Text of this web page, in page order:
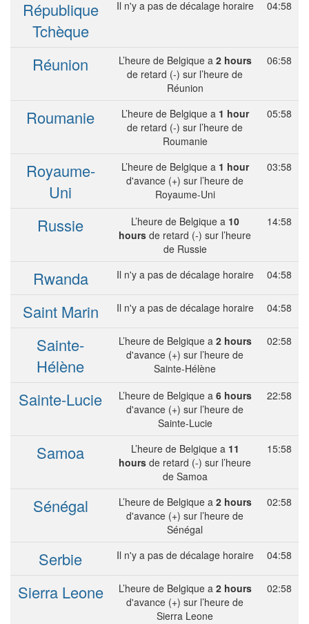
République
Tchèque
Il n'y a pas de décalage horaire 04:58
Réunion L’heure de Belgique a 2 hours
de retard (-) sur l’heure de
Réunion
06:58
Roumanie L’heure de Belgique a 1 hour
de retard (-) sur l’heure de
Roumanie
05:58
Royaume-
Uni
L’heure de Belgique a 1 hour
d'avance (+) sur l’heure de
Royaume-Uni
03:58
Russie L’heure de Belgique a 10
hours de retard (-) sur l’heure
de Russie
14:58
Rwanda Il n'y a pas de décalage horaire 04:58
Saint Marin Il n'y a pas de décalage horaire 04:58
Sainte-
Hélène
L’heure de Belgique a 2 hours
d'avance (+) sur l’heure de
Sainte-Hélène
02:58
Sainte-Lucie L’heure de Belgique a 6 hours
d'avance (+) sur l’heure de
Sainte-Lucie
22:58
Samoa L’heure de Belgique a 11
hours de retard (-) sur l’heure
de Samoa
15:58
Sénégal L’heure de Belgique a 2 hours
d'avance (+) sur l’heure de
Sénégal
02:58
Serbie Il n'y a pas de décalage horaire 04:58
Sierra Leone L’heure de Belgique a 2 hours
d'avance (+) sur l’heure de
Sierra Leone
02:58